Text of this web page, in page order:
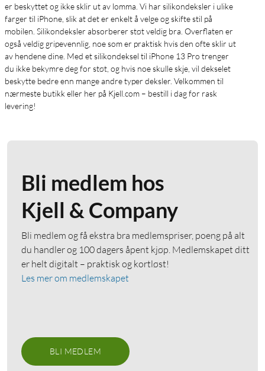
er beskyttet og ikke sklir ut av lomma. Vi har silikondeksler i ulike
farger til iPhone, slik at det er enkelt å velge og skifte stil på
mobilen. Silikondeksler absorberer støt veldig bra. Overflaten er
også veldig gripevennlig, noe som er praktisk hvis den ofte sklir ut
av hendene dine. Med et silikondeksel til iPhone 13 Pro trenger
du ikke bekymre deg for støt, og hvis noe skulle skje, vil dekselet
beskytte bedre enn mange andre typer deksler. Velkommen til
nærmeste butikk eller her på Kjell.com – bestill i dag for rask
levering!
Bli medlem hos
Kjell & Company
Bli medlem og få ekstra bra medlemspriser, poeng på alt
du handler og 100 dagers åpent kjøp. Medlemskapet ditt
er helt digitalt – praktisk og kortløst!
Les mer om medlemskapet
BLI MEDLEM